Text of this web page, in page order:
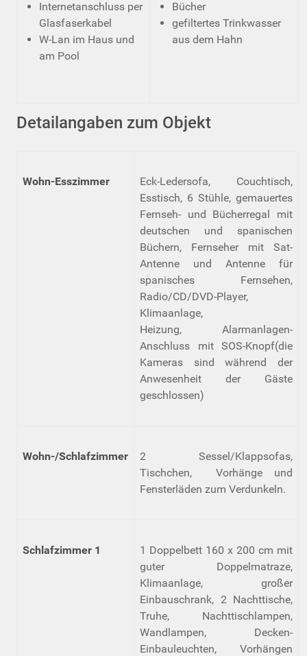
Internetanschluss per
Glasfaserkabel
W-Lan im Haus und
am Pool
Bücher
gefiltertes Trinkwasser
aus dem Hahn
Detailangaben zum Objekt
Wohn-Esszimmer
Eck-Ledersofa, Couchtisch,
Esstisch, 6 Stühle, gemauertes
Fernseh- und Bücherregal mit
deutschen und spanischen
Büchern, Fernseher mit Sat-
Antenne und Antenne für
spanisches Fernsehen,
Radio/CD/DVD-Player,
Klimaanlage,
Heizung, Alarmanlagen-
Anschluss mit SOS-Knopf(die
Kameras sind während der
Anwesenheit der Gäste
geschlossen)
Wohn-/Schlafzimmer
2 Sessel/Klappsofas,
Tischchen, Vorhänge und
Fensterläden zum Verdunkeln.
Schlafzimmer 1
1 Doppelbett 160 x 200 cm mit
guter Doppelmatraze,
Klimaanlage, großer
Einbauschrank, 2 Nachttische,
Truhe, Nachttischlampen,
Wandlampen, Decken-
Einbauleuchten, Vorhängen